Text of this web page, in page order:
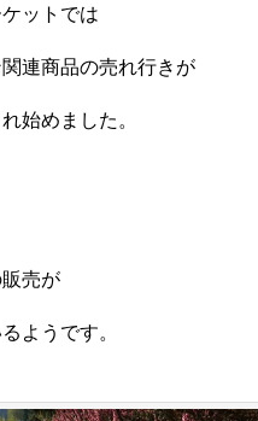
ットでは
連商品の売れ行きが
始めました。
売が
ようです。